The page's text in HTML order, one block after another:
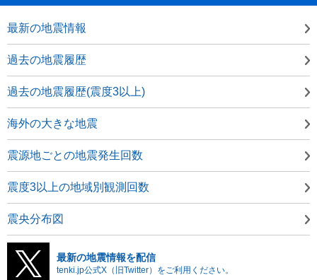
最新の地震情報
過去の地震履歴
過去の地震履歴(震度3以上)
海外の大きな地震
震源地ごとの地震発生回数
震度3以上の地域別観測回数
震央分布図
最新の地震情報を配信
tenki.jp公式X（旧Twitter）をご利用ください。